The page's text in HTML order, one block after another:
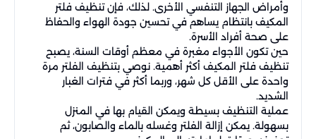
وأمراض الجهاز التنفسي الأخرى. لذلك، فإن تنظيف فلتر
المكيف بانتظام يساهم في تحسين جودة الهواء والحفاظ
على صحة أفراد الأسرة.
حين تكون الأجواء مغبرة في معظم أوقات السنة، يصبح
تنظيف فلتر المكيف أكثر أهمية. نوصي بتنظيف الفلتر مرة
واحدة على الأقل كل شهر، وربما أكثر في فترات الغبار
الشديد.
عملية التنظيف بسيطة ويمكن القيام بها في المنزل
بسهولة. يمكن إزالة الفلتر وغسله بالماء والصابون، ثم